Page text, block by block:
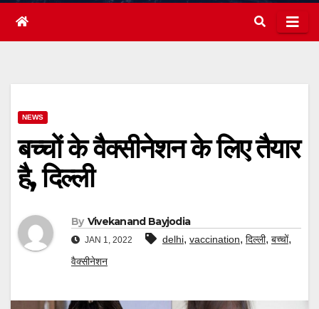
NEWS
बच्चों के वैक्सीनेशन के लिए तैयार
है, दिल्ली
By Vivekanand Bayjodia
JAN 1, 2022 delhi, vaccination, दिल्ली, बच्चों,
वैक्सीनेशन